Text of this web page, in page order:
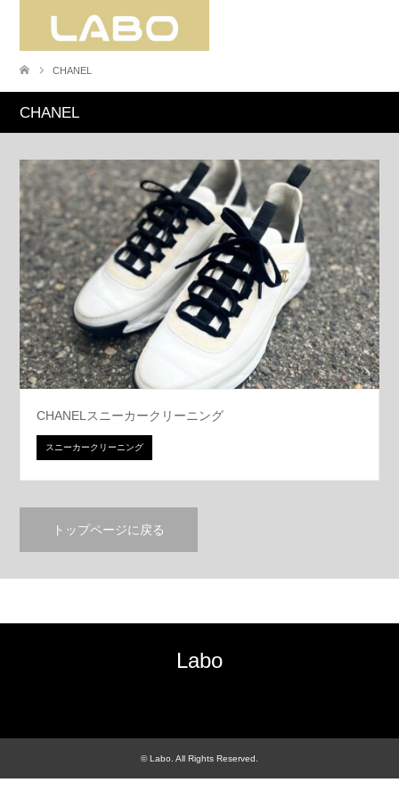
CHANEL
CHANEL
CHANELスニーカークリーニング
スニーカークリーニング
トップページに戻る
Labo
©Labo . All Rights Reserved.